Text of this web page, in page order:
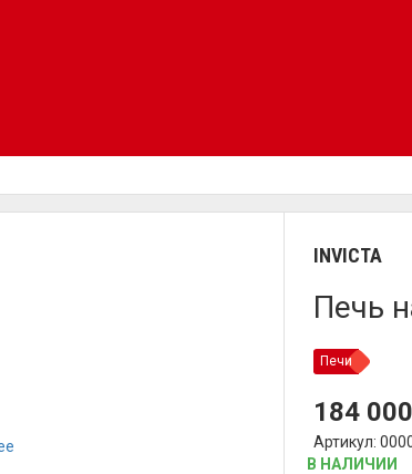
INVICTA
Печь
Печи
184
Артикул:
В НАЛИЧИИ